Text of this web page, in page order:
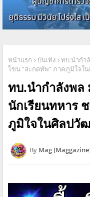
หน้าแรก บันเทิง
ทบ.นำกำ
โขน “สะกดทัพ” ภาคภูมิใจใ
ทบ.นำกำลังพล
นักเรียนทหาร
ภูมิใจในศิลปวั
Mag